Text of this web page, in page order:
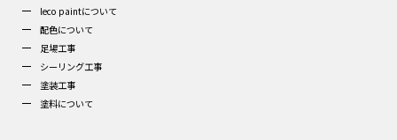
leco paintについて
配色について
足場工事
シーリング工事
塗装工事
塗料について